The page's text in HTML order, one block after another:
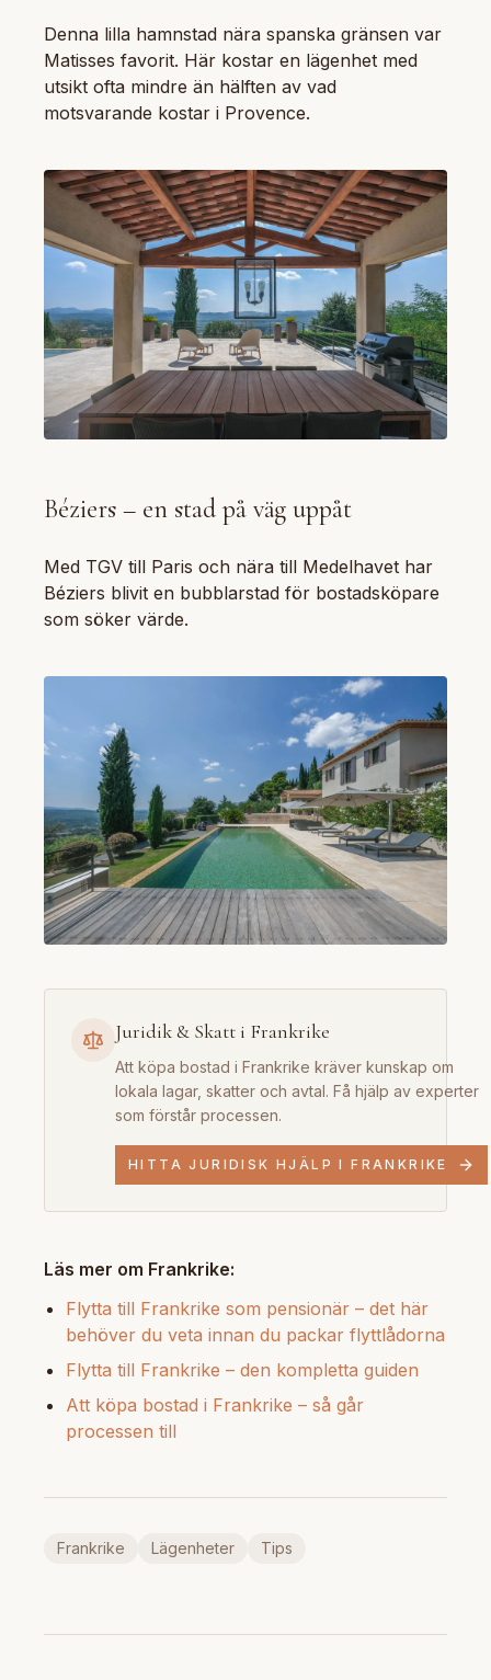
Denna lilla hamnstad nära spanska gränsen var
Matisses favorit. Här kostar en lägenhet med
utsikt ofta mindre än hälften av vad
motsvarande kostar i Provence.
Béziers – en stad på väg uppåt
Med TGV till Paris och nära till Medelhavet har
Béziers blivit en bubblarstad för bostadsköpare
som söker värde.
Juridik & Skatt i Frankrike
Att köpa bostad i Frankrike kräver kunskap om
lokala lagar, skatter och avtal. Få hjälp av experter
som förstår processen.
HITTA JURIDISK HJÄLP I FRANKRIKE
Läs mer om Frankrike:
Flytta till Frankrike som pensionär – det här
behöver du veta innan du packar flyttlådorna
Flytta till Frankrike – den kompletta guiden
Att köpa bostad i Frankrike – så går
processen till
Frankrike Lägenheter Tips